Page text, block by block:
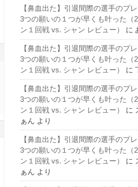
【鼻血出た】引退間際の選手のプ
3つの願いの１つが早くも叶った（
ン１回戦 vs. シャン レビュー）
に
【鼻血出た】引退間際の選手のプ
3つの願いの１つが早くも叶った（
ン１回戦 vs. シャン レビュー）
に
【鼻血出た】引退間際の選手のプ
3つの願いの１つが早くも叶った（
ン１回戦 vs. シャン レビュー）
に
ぁん より
【鼻血出た】引退間際の選手のプ
3つの願いの１つが早くも叶った（
ン１回戦 vs. シャン レビュー）
に
ぁん より